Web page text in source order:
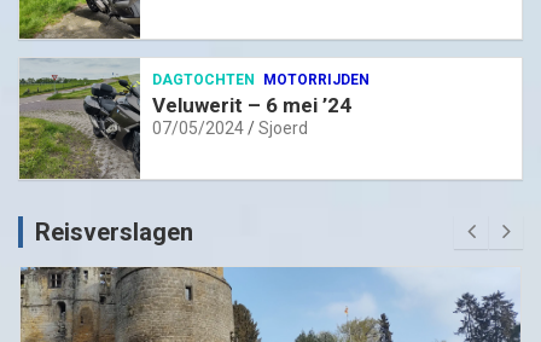
DAGTOCHTEN MOTORRIJDEN
Veluwerit – 6 mei ’24
07/05/2024 Sjoerd
Reisverslagen